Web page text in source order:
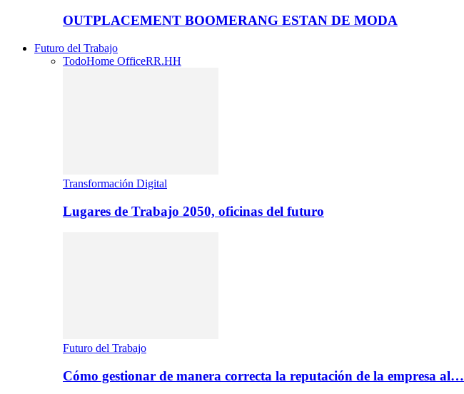
OUTPLACEMENT BOOMERANG ESTAN DE MODA
Futuro del Trabajo
TodoHome OfficeRR.HH
Transformación Digital
Lugares de Trabajo 2050, oficinas del futuro
Futuro del Trabajo
Cómo gestionar de manera correcta la reputación de la empresa al…